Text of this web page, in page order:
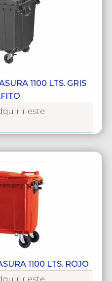
1100 LTS. GRIS
este
1100 LTS. ROJO